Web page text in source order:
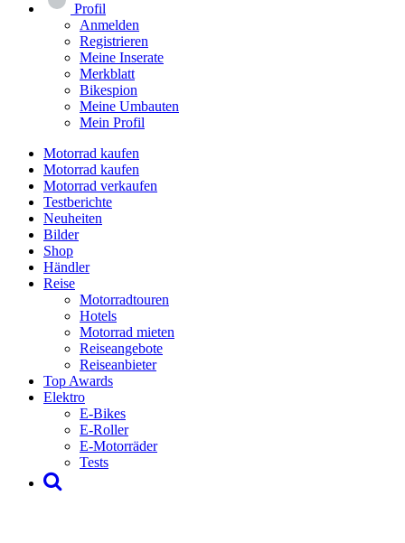
Profil
Anmelden
Registrieren
Meine Inserate
Merkblatt
Bikespion
Meine Umbauten
Mein Profil
Motorrad kaufen
Motorrad kaufen
Motorrad verkaufen
Testberichte
Neuheiten
Bilder
Shop
Händler
Reise
Motorradtouren
Hotels
Motorrad mieten
Reiseangebote
Reiseanbieter
Top Awards
Elektro
E-Bikes
E-Roller
E-Motorräder
Tests